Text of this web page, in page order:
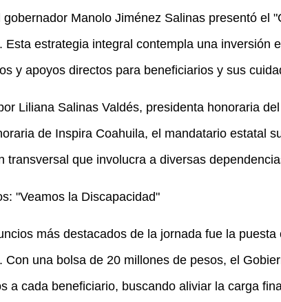
Manolo Jiménez Salinas presentó el
Esta estrategia integral contempla una inversión
y apoyos directos para beneficiarios y sus
Liliana Salinas Valdés, presidenta honoraria
de Inspira Coahuila, el mandatario estatal
transversal que involucra a diversas
"Veamos la Discapacidad"
más destacados de la jornada fue la
Con una bolsa de 20 millones de pesos, el
a cada beneficiario, buscando aliviar la carga